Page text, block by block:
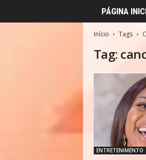
PÁGINA
Início Tags
Tag:
ENTRETENIMENTO